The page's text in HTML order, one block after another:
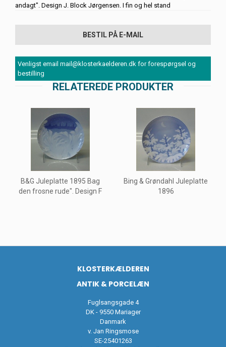
andagt". Design J. Block Jørgensen. I fin og hel stand
BESTIL PÅ E-MAIL
Venligst email mail@klosterkaelderen.dk for forespørgsel og
bestilling
RELATEREDE PRODUKTER
B&G Juleplatte 1895 Bag
den frosne rude". Design F
Bing & Grøndahl Juleplatte
1896
KLOSTERKÆLDEREN
ANTIK & PORCELÆN
Fuglsangsgade 4
DK - 9550 Mariager
Danmark
v. Jan Ringsmose
SE-25401263